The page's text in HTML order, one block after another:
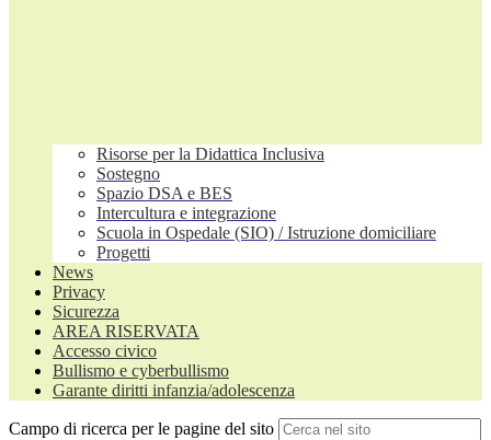
Risorse per la Didattica Inclusiva
Sostegno
Spazio DSA e BES
Intercultura e integrazione
Scuola in Ospedale (SIO) / Istruzione domiciliare
Progetti
News
Privacy
Sicurezza
AREA RISERVATA
Accesso civico
Bullismo e cyberbullismo
Garante diritti infanzia/adolescenza
Campo di ricerca per le pagine del sito